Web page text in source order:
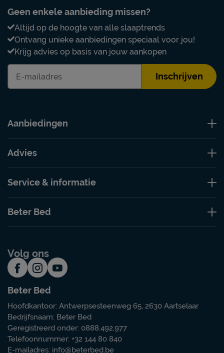
Geen enkele aanbieding missen?
Altijd op de hoogte van alle slaaptrends
Ontvang unieke aanbiedingen speciaal voor jou!
Krijg advies op basis van jouw aankopen
Inschrijven
Aanbiedingen
Advies
Service & informatie
Beter Bed
Volg ons
Beter Bed
Hoofdkantoor: Antwerpsesteenweg 65, 2630 Aartselaar
Bedrijfsnaam: Beter Bed
Geregistreerd onder: 0888.492.977
Telefoonnummer: +32 144 80 840
E-mailadres: info@beterbed.be